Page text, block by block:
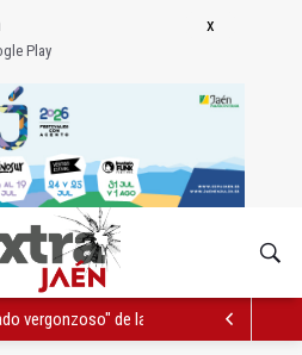
Play
vergonzoso" de la JV-3266 en Hinojares